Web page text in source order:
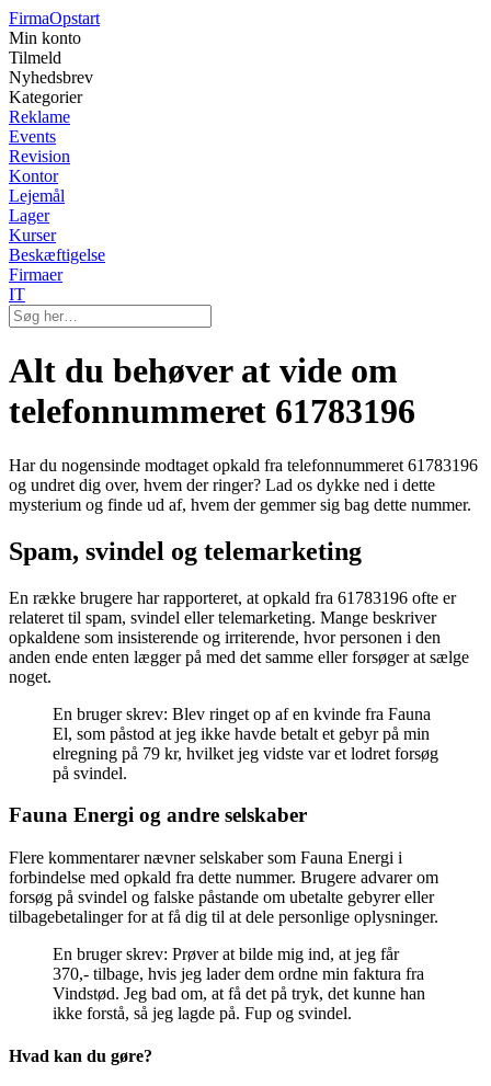
FirmaOpstart
Min konto
Tilmeld
Nyhedsbrev
Kategorier
Reklame
Events
Revision
Kontor
Lejemål
Lager
Kurser
Beskæftigelse
Firmaer
IT
Alt du behøver at vide om
telefonnummeret 61783196
Har du nogensinde modtaget opkald fra telefonnummeret 61783196
og undret dig over, hvem der ringer? Lad os dykke ned i dette
mysterium og finde ud af, hvem der gemmer sig bag dette nummer.
Spam, svindel og telemarketing
En række brugere har rapporteret, at opkald fra 61783196 ofte er
relateret til spam, svindel eller telemarketing. Mange beskriver
opkaldene som insisterende og irriterende, hvor personen i den
anden ende enten lægger på med det samme eller forsøger at sælge
noget.
En bruger skrev: Blev ringet op af en kvinde fra Fauna
El, som påstod at jeg ikke havde betalt et gebyr på min
elregning på 79 kr, hvilket jeg vidste var et lodret forsøg
på svindel.
Fauna Energi og andre selskaber
Flere kommentarer nævner selskaber som Fauna Energi i
forbindelse med opkald fra dette nummer. Brugere advarer om
forsøg på svindel og falske påstande om ubetalte gebyrer eller
tilbagebetalinger for at få dig til at dele personlige oplysninger.
En bruger skrev: Prøver at bilde mig ind, at jeg får
370,- tilbage, hvis jeg lader dem ordne min faktura fra
Vindstød. Jeg bad om, at få det på tryk, det kunne han
ikke forstå, så jeg lagde på. Fup og svindel.
Hvad kan du gøre?